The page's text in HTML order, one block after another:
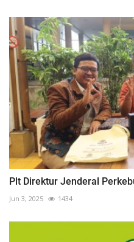
Plt Direktur Jenderal
Jun 3, 2025 1434